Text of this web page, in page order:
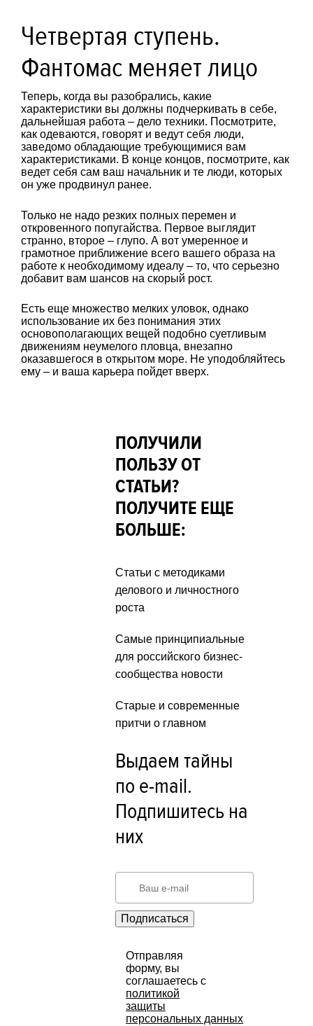
Четвертая ступень.
Фантомас меняет лицо
Теперь, когда вы разобрались, какие
характеристики вы должны подчеркивать в себе,
дальнейшая работа – дело техники. Посмотрите,
как одеваются, говорят и ведут себя люди,
заведомо обладающие требующимися вам
характеристиками. В конце концов, посмотрите, как
ведет себя сам ваш начальник и те люди, которых
он уже продвинул ранее.
Только не надо резких полных перемен и
откровенного попугайства. Первое выглядит
странно, второе – глупо. А вот умеренное и
грамотное приближение всего вашего образа на
работе к необходимому идеалу – то, что серьезно
добавит вам шансов на скорый рост.
Есть еще множество мелких уловок, однако
использование их без понимания этих
основополагающих вещей подобно суетливым
движениям неумелого пловца, внезапно
оказавшегося в открытом море. Не уподобляйтесь
ему – и ваша карьера пойдет вверх.
ПОЛУЧИЛИ
ПОЛЬЗУ ОТ
СТАТЬИ?
ПОЛУЧИТЕ ЕЩЕ
БОЛЬШЕ:
Статьи с методиками
делового и личностного
роста
Самые принципиальные
для российского бизнес-
сообщества новости
Старые и современные
притчи о главном
Выдаем тайны
по e-mail.
Подпишитесь на
них
Подписаться
Отправляя
форму, вы
соглашаетесь с
политикой
защиты
персональных данных